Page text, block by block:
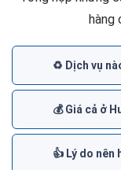
hàng
♻️ Dịch vụ
💰 Giá cả ở
👍 Lý do nên